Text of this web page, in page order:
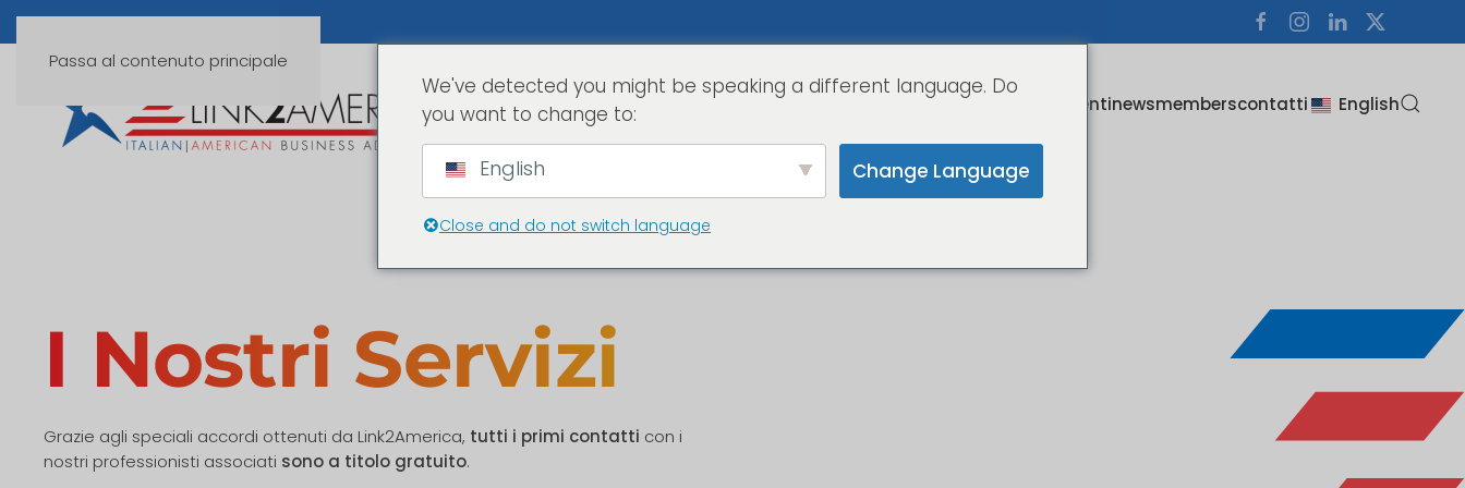
Passa al contenuto principale
homeservizi clientinewsmemberscontatti English
I Nostri Servizi
Grazie agli speciali accordi ottenuti da Link2America, tutti i primi contatti con i
nostri professionisti associati sono a titolo gratuito.
We've detected you might be speaking a different language. Do
you want to change to:
English Change Language
Close and do not switch language